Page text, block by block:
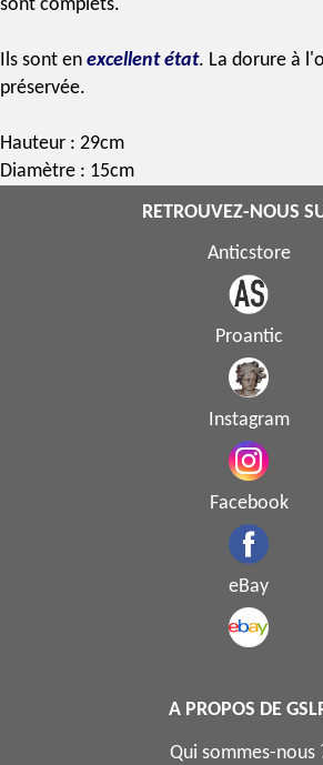
sont complets.
Ils sont en excellent état. La dorure à
préservée.
Hauteur : 29cm
Diamètre : 15cm
RETROUVEZ-NOUS
Anticstore
Proantic
Instagram
Facebook
eBay
A PROPOS DE
Qui sommes-nous